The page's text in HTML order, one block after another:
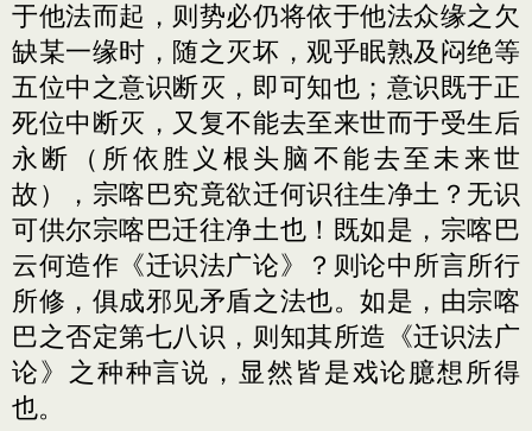
于他法而起，则势必仍将依于他法众缘之欠
缺某一缘时，随之灭坏，观乎眠熟及闷绝等
五位中之意识断灭，即可知也；意识既于正
死位中断灭，又复不能去至来世而于受生后
永断（所依胜义根头脑不能去至未来世
故），宗喀巴究竟欲迁何识往生净土？无识
可供尔宗喀巴迁往净土也！既如是，宗喀巴
云何造作《迁识法广论》？则论中所言所行
所修，俱成邪见矛盾之法也。如是，由宗喀
巴之否定第七八识，则知其所造《迁识法广
论》之种种言说，显然皆是戏论臆想所得
也。